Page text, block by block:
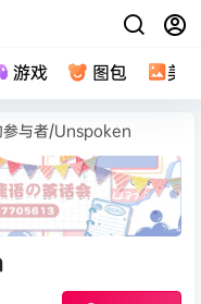
游戏 图包 美
参与者/Unspoken